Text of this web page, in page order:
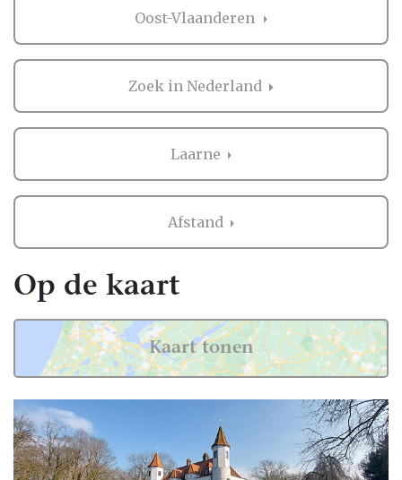
Oost-Vlaanderen
Zoek in Nederland
Laarne
Afstand
Op de kaart
Kaart tonen